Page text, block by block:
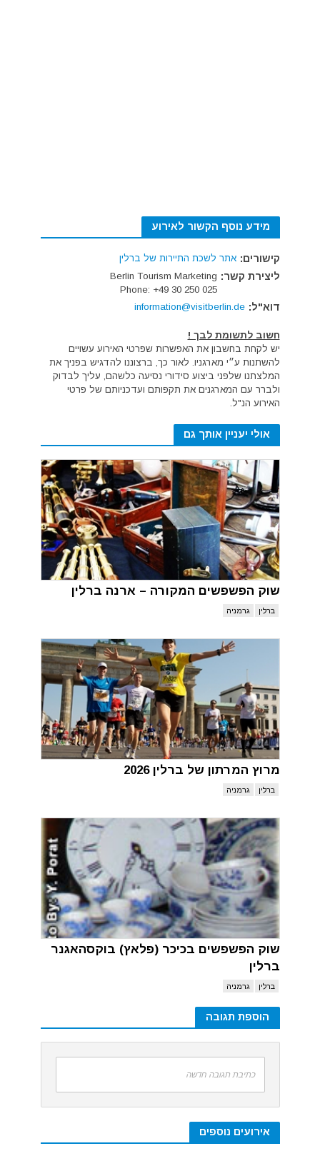
מידע נוסף הקשור לאירוע
קישורים: אתר לשכת התיירות של ברלין
ליצירת קשר: Berlin Tourism Marketing
Phone: +49 30 250 025
דוא"ל: information@visitberlin.de
חשוב לתשומת לבך !
יש לקחת בחשבון את האפשרות שפרטי האירוע עשויים
להשתנות ע״י מארגניו. לאור כך, ברצוננו להדגיש בפניך את
המלצתנו שלפני ביצוע סידורי נסיעה כלשהם, עליך לבדוק
ולברר עם המארגנים את תקפותם ועדכניותם של פרטי
האירוע הנ"ל.
אולי יעניין אותך גם
שוק הפשפשים המקורה – ארנה ברלין
ברלין גרמניה
מרוץ המרתון של ברלין 2026
ברלין גרמניה
שוק הפשפשים בכיכר (פלאץ) בוקסהאגנר
ברלין
ברלין גרמניה
הוספת תגובה
כתיבת תגובה חדשה
אירועים נוספים